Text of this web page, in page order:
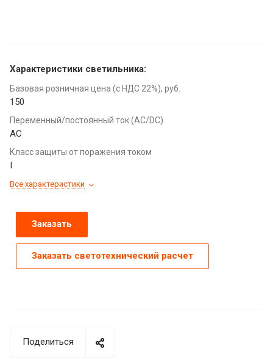
Характеристики светильника:
Базовая розничная цена (с НДС 22%), руб.
150
Переменный/постоянный ток (AC/DC)
AC
Класс защиты от поражения током
I
Все характеристики
Заказать
Заказать светотехнический расчет
Поделиться